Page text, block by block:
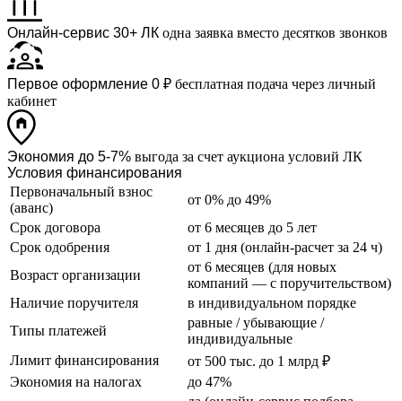
Онлайн-сервис 30+ ЛК одна заявка вместо десятков звонков
Первое оформление 0 ₽ бесплатная подача через личный
кабинет
Экономия до 5-7% выгода за счет аукциона условий ЛК
Условия финансирования
Первоначальный взнос
(аванс)
от 0% до 49%
Срок договора
от 6 месяцев до 5 лет
Срок одобрения
от 1 дня (онлайн-расчет за 24 ч)
Возраст организации
от 6 месяцев (для новых
компаний — с поручительством)
Наличие поручителя
в индивидуальном порядке
Типы платежей
равные / убывающие /
индивидуальные
Лимит финансирования
от 500 тыс. до 1 млрд ₽
Экономия на налогах
до 47%